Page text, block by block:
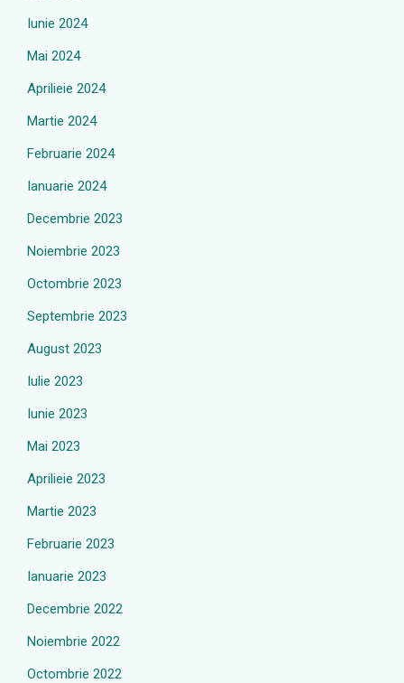
Iunie 2024
Mai 2024
Aprilieie 2024
Martie 2024
Februarie 2024
Ianuarie 2024
Decembrie 2023
Noiembrie 2023
Octombrie 2023
Septembrie 2023
August 2023
Iulie 2023
Iunie 2023
Mai 2023
Aprilieie 2023
Martie 2023
Februarie 2023
Ianuarie 2023
Decembrie 2022
Noiembrie 2022
Octombrie 2022